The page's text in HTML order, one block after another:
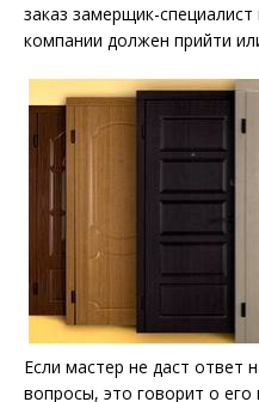
заказ замерщик-
компании должен прийти
Если мастер не даст ответ
вопросы, это говорит о